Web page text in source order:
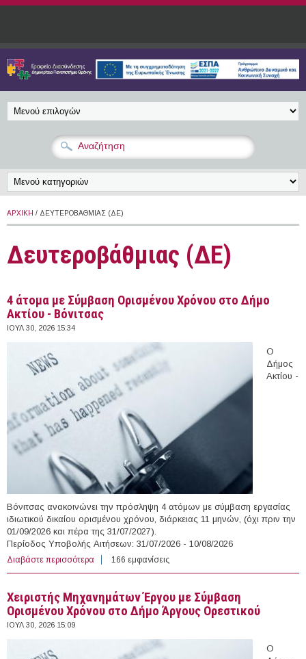
Παράκαμψη προς το κυρίως περιεχόμενο
ΑΡΧΙΚΉ / ΔΕΥΤΕΡΟΒΆΘΜΙΑΣ (ΔΕ)
Δευτεροβάθμιας (ΔΕ)
4 άτομα με Σύμβαση Ορισμένου Χρόνου στο Δήμο
Ακτίου - Βόνιτσας
ΙΟΥΛ 30, 2026 15:34
Ο
Δήμος
Ακτίου -
Βόνιτσας ανακοινώνει την πρόσληψη 4 ατόμων με σύμβαση εργασίας
ιδιωτικού δικαίου ορισμένου χρόνου, διάρκειας 11 μηνών, (όχι πριν την
01/09/2026 και πέρα της 31/07/2027).
Περίοδος Υποβολής Αιτήσεων: 31/07/2026 - 10/08/2026
Διαβάστε περισσότερα για 4 άτομα με Σύμβαση Ορισμένου Χρόνου στο Δήμο
Ακτίου - Βόνιτσας
166 εμφανίσεις
Χειριστής Μηχανημάτων Έργου με Σύμβαση
Ορισμένου Χρόνου στο Δήμο Άργους Ορεστικού
ΙΟΥΛ 30, 2026 15:09
Ο